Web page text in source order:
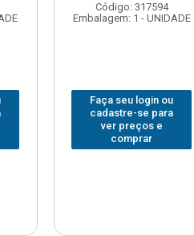
Código: 317594
Embalagem: 1 - UNIDADE
Faça seu login ou
cadastre-se para
ver preços e
comprar